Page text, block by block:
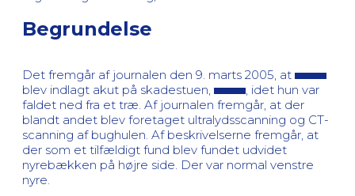
Begrundelse
Det fremgår af journalen den 9. marts 2005, at
blev indlagt akut på skadestuen,
, idet hun var
faldet ned fra et træ. Af journalen fremgår, at der
blandt andet blev foretaget ultralydsscanning og CT-
scanning af bughulen. Af beskrivelserne fremgår, at
der som et tilfældigt fund blev fundet udvidet
nyrebækken på højre side. Der var normal venstre
nyre.